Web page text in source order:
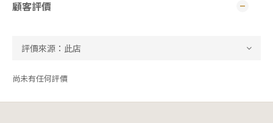
顧客評價
尚未有任何評價